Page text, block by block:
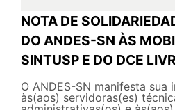
NOTA DE
DO ANDES-SN ÀS
SINTUSP E DO DCE
O ANDES-SN manifesta
às(aos) servidoras(es)